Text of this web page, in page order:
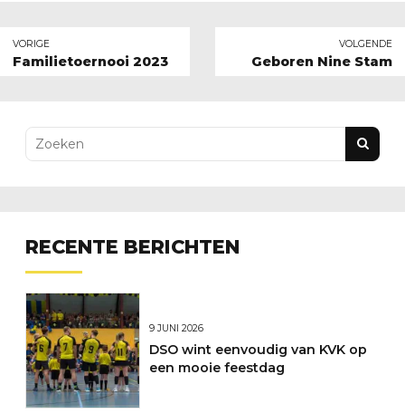
VORIGE
Familietoernooi 2023
VOLGENDE
Geboren Nine Stam
RECENTE BERICHTEN
9 JUNI 2026
DSO wint eenvoudig van KVK op
een mooie feestdag